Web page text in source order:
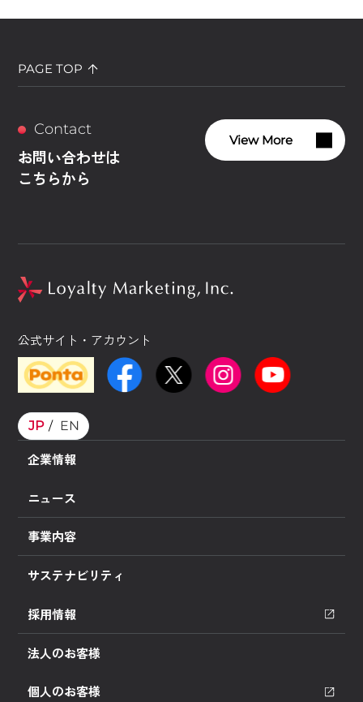
PAGE TOP
Contact
お問い合わせは
こちらから
View More
公式サイト・アカウント
JP EN
企業情報
ニュース
事業内容
サステナビリティ
採用情報
法人のお客様
個人のお客様